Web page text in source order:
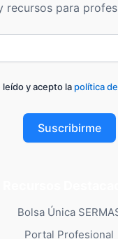
recursos para
leído y acepto la política
Suscribirme
Bolsa Única
Portal Profesional